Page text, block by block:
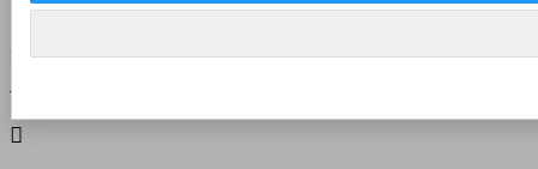
Kontakt
Menu  
